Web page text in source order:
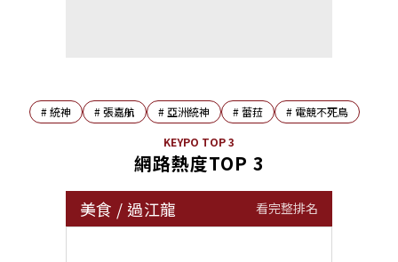
#統神 #張嘉航 # 亞洲統神 #蕾菈 # 電競不死鳥
KEYPO TOP 3
網路熱度TOP 3
美食 / 過江龍 看完整排名